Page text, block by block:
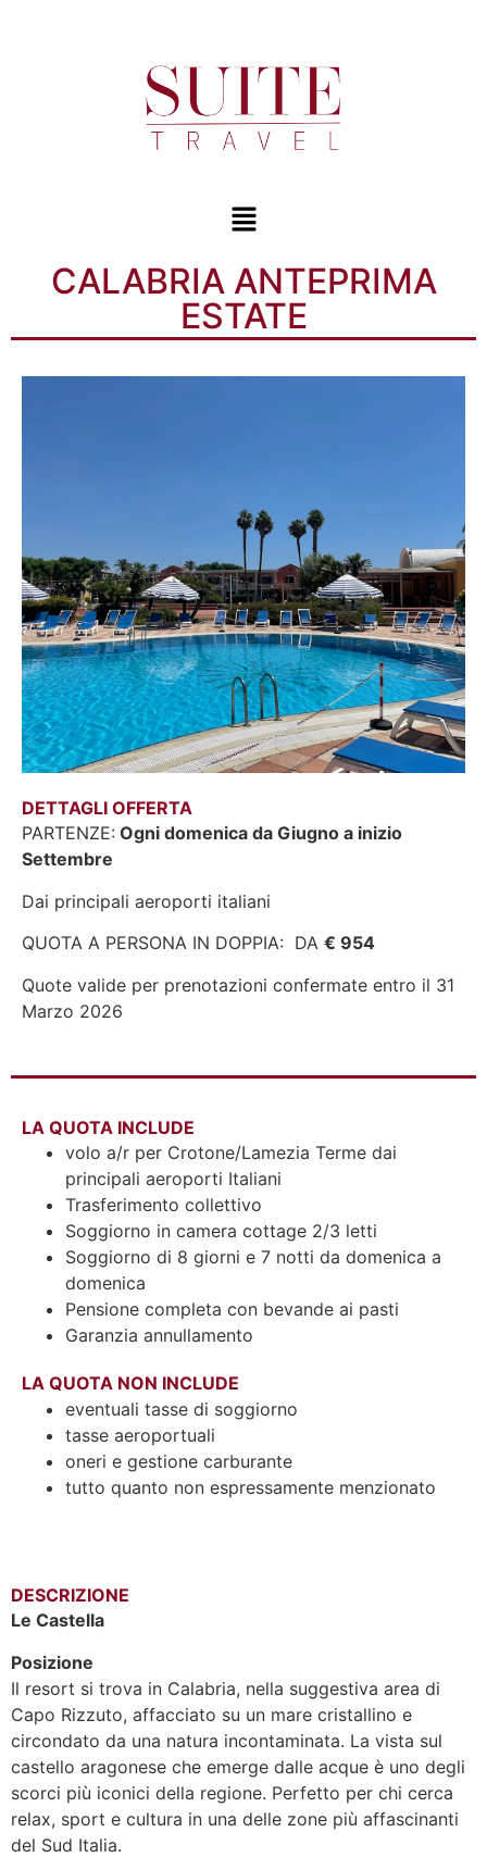
CALABRIA ANTEPRIMA
ESTATE
DETTAGLI OFFERTA
PARTENZE: Ogni domenica da Giugno a inizio
Settembre
Dai principali aeroporti italiani
QUOTA A PERSONA IN DOPPIA: DA € 954
Quote valide per prenotazioni confermate entro il 31
Marzo 2026
LA QUOTA INCLUDE
volo a/r per Crotone/Lamezia Terme dai
principali aeroporti Italiani
Trasferimento collettivo
Soggiorno in camera cottage 2/3 letti
Soggiorno di 8 giorni e 7 notti da domenica a
domenica
Pensione completa con bevande ai pasti
Garanzia annullamento
LA QUOTA NON INCLUDE
eventuali tasse di soggiorno
tasse aeroportuali
oneri e gestione carburante
tutto quanto non espressamente menzionato
DESCRIZIONE
Le Castella
Posizione
Il resort si trova in Calabria, nella suggestiva area di
Capo Rizzuto, affacciato su un mare cristallino e
circondato da una natura incontaminata. La vista sul
castello aragonese che emerge dalle acque è uno degli
scorci più iconici della regione. Perfetto per chi cerca
relax, sport e cultura in una delle zone più affascinanti
del Sud Italia.